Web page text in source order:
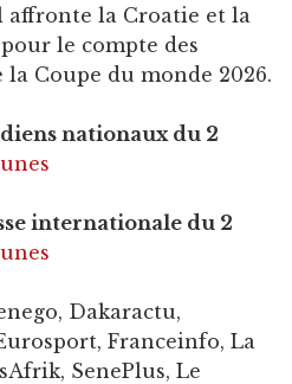
affronte la Croatie et la
le compte des
la Coupe du monde 2026.
nationaux du 2
internationale du 2
Dakaractu,
Franceinfo, La
SenePlus, Le